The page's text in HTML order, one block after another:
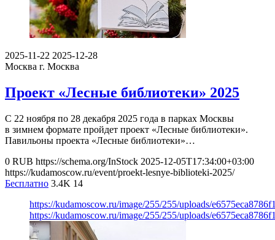
2025-11-22 2025-12-28
Москва г. Москва
Проект «Лесные библиотеки» 2025
С 22 ноября по 28 декабря 2025 года в парках Москвы
в зимнем формате пройдет проект «Лесные библиотеки».
Павильоны проекта «Лесные библиотеки»…
0 RUB https://schema.org/InStock 2025-12-05T17:34:00+03:00
https://kudamoscow.ru/event/proekt-lesnye-biblioteki-2025/
Бесплатно 3.4K 14
https://kudamoscow.ru/image/255/255/uploads/
https://kudamoscow.ru/image/255/255/uploads/